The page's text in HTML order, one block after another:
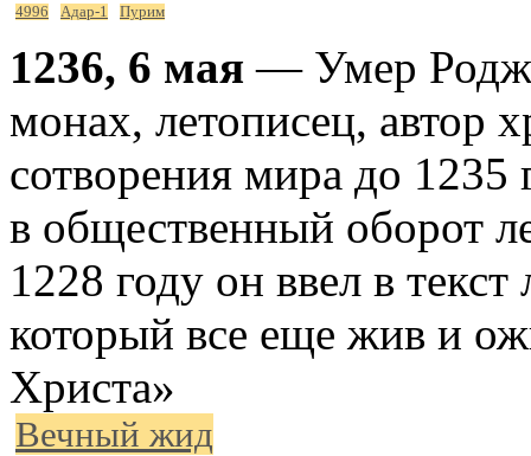
4996 Адар-1 Пурим
1236, 6 мая — Умер
монах, летописец, автор
сотворения мира до 1235
в общественный оборот
1228 году он ввел в
который все еще жив и
Христа»
Вечный жид